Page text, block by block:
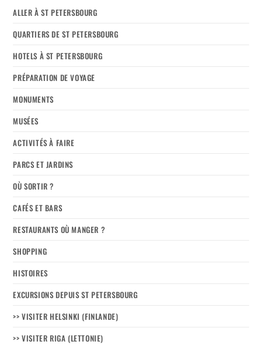
ALLER À ST PETERSBOURG
QUARTIERS DE ST PETERSBOURG
HOTELS À ST PETERSBOURG
PRÉPARATION DE VOYAGE
MONUMENTS
MUSÉES
ACTIVITÉS À FAIRE
PARCS ET JARDINS
OÙ SORTIR ?
CAFÉS ET BARS
RESTAURANTS OÙ MANGER ?
SHOPPING
HISTOIRES
EXCURSIONS DEPUIS ST PETERSBOURG
>> VISITER HELSINKI (FINLANDE)
>> VISITER RIGA (LETTONIE)